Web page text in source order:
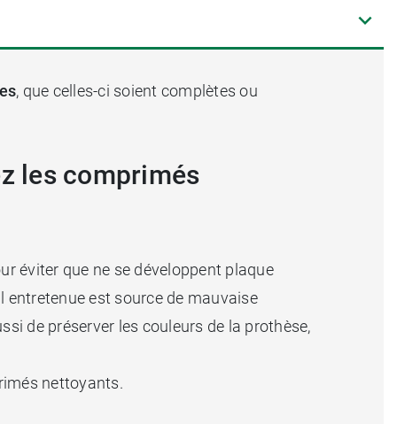
, que celles-ci soient complètes ou
les comprimés
éviter que ne se développent plaque
est source de mauvaise
de préserver les couleurs de la prothèse,
nettoyants.